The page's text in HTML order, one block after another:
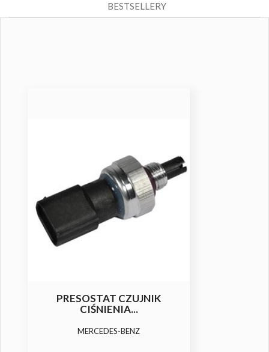
BESTSELLERY
PRESOSTAT CZUJNIK
CIŚNIENIA...
MERCEDES-BENZ